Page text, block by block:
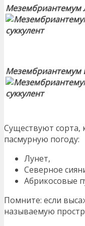
Мезембриантемум
Мезембриантемум
Существуют сорта,
пасмурную погоду:
Лунет,
Северное
Абрикосовые
Помните: если
называемую